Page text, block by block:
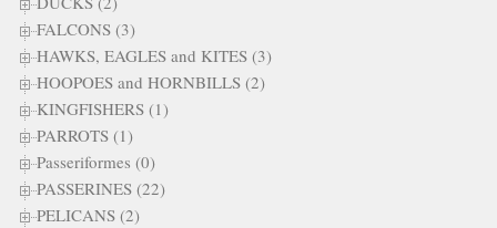
FALCONS (3)
HAWKS, EAGLES and KITES (3)
HOOPOES and HORNBILLS (2)
KINGFISHERS (1)
PARROTS (1)
Passeriformes (0)
PASSERINES (22)
PELICANS (2)